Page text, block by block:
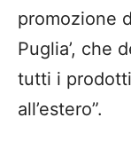
promozione
Puglia’, che
tutti i
all’estero”.